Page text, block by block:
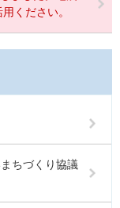
ください。
ちづくり協議